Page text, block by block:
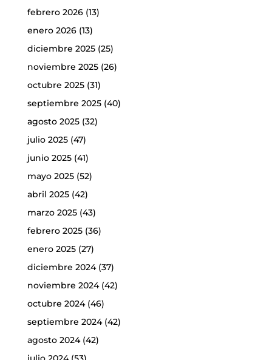
febrero 2026(13)
enero 2026(13)
diciembre 2025(25)
noviembre 2025(26)
octubre 2025(31)
septiembre 2025(40)
agosto 2025(32)
julio 2025(47)
junio 2025(41)
mayo 2025(52)
abril 2025(42)
marzo 2025(43)
febrero 2025(36)
enero 2025(27)
diciembre 2024(37)
noviembre 2024(42)
octubre 2024(46)
septiembre 2024(42)
agosto 2024(42)